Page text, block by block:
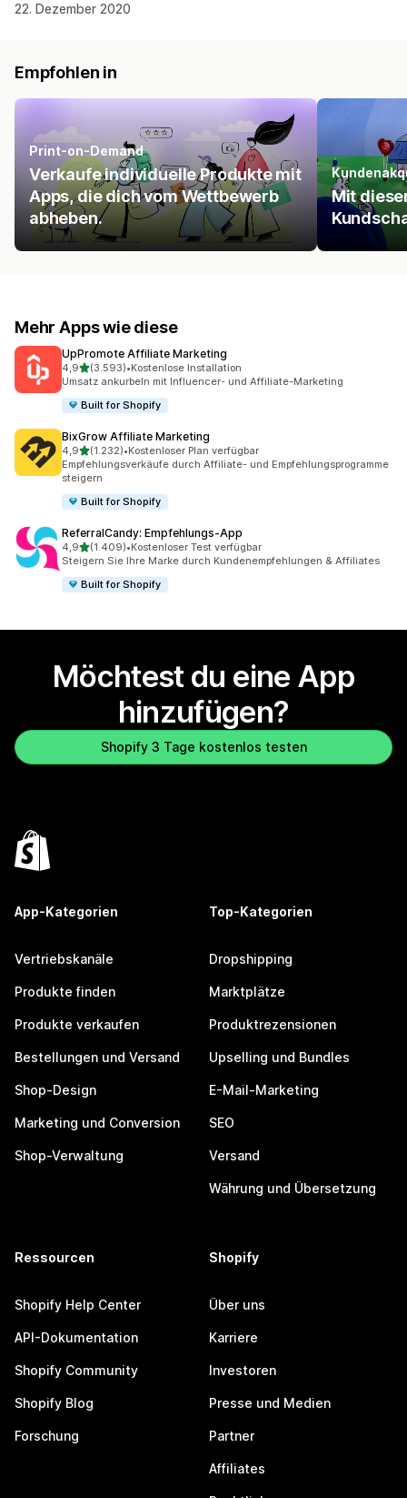
22. Dezember 2020
Empfohlen in
Print-on-Demand
Verkaufe individuelle Produkte mit
Apps, die dich vom Wettbewerb
abheben.
Mit
Mehr Apps wie diese
UpPromote Affiliate Marketing
4,9von 5 Sternen
(3.593)
3593 Rezensionen insgesamt
•Kostenlose Installation
Umsatz ankurbeln mit Influencer- und Affiliate-Marketing
Built for Shopify
BixGrow Affiliate Marketing
4,9von 5 Sternen
(1.232)
1232 Rezensionen insgesamt
•Kostenloser Plan verfügbar
Empfehlungsverkäufe durch Affiliate- und Empfehlungsprogramme
steigern
Built for Shopify
ReferralCandy: Empfehlungs‑App
4,9von 5 Sternen
(1.409)
1409 Rezensionen insgesamt
•Kostenloser Test verfügbar
Steigern Sie Ihre Marke durch Kundenempfehlungen & Affiliates
Built for Shopify
Möchtest du eine App
hinzufügen?
Shopify 3 Tage kostenlos testen
App-Kategorien
Vertriebskanäle
Produkte finden
Produkte verkaufen
Bestellungen und Versand
Shop-Design
Marketing und Conversion
Shop-Verwaltung
Top-Kategorien
Dropshipping
Marktplätze
Produktrezensionen
Upselling und Bundles
E-Mail-Marketing
SEO
Versand
Währung und Übersetzung
Ressourcen
Shopify Help Center
API-Dokumentation
Shopify Community
Shopify Blog
Forschung
Shopify
Über uns
Karriere
Investoren
Presse und Medien
Partner
Affiliates